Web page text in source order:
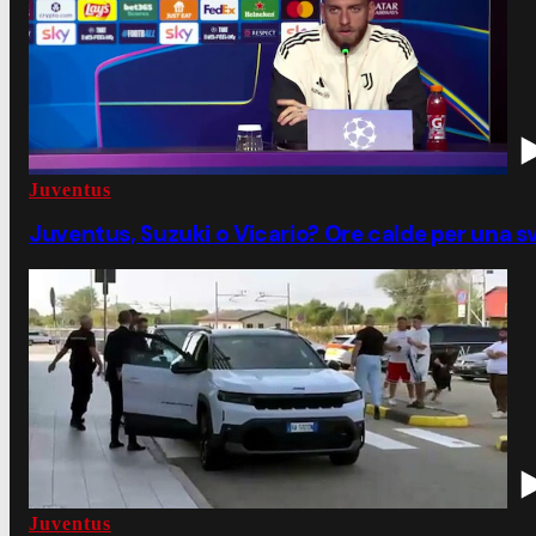
Juventus
Juventus, Suzuki o Vicario? Ore calde per una
Juventus